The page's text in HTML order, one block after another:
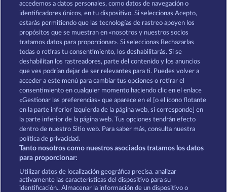
Beautiful Nature Black Beauty
Términos y condiciones
Declaración de privacidad Aviso Legal
Empresa FAQ Programa de afiliados
Enviar solicitud de desistimiento
accedemos a datos personales, como datos de navegación o
identificadores únicos, en tu dispositivo. Si seleccionas Acepto,
estarás permitiendo que las tecnologías de rastreo apoyen los
propósitos que se muestran en «nosotros y nuestros socios
tratamos datos para proporcionar». Si seleccionas Rechazarlas
todas o retiras tu consentimiento, los deshabilitarás. Si se
deshabilitan los rastreadores, parte del contenido y los anuncios
que ves podrían dejar de ser relevantes para ti. Puedes volver a
acceder a este menú para cambiar tus opciones o retirar el
consentimiento en cualquier momento haciendo clic en el enlace
«Gestionar las preferencias» que aparece en el [o el ícono flotante
en la parte inferior izquierda de la página web, si corresponde] en
la parte inferior de la página web. Tus opciones tendrán efecto
dentro de nuestro Sitio web. Para saber más, consulta nuestra
política de privacidad.
Tanto nosotros como nuestros asociados tratamos los datos
para proporcionar:
Utilizar datos de localización geográfica precisa. analizar
activamente las características del dispositivo para su
identificación.. Almacenar la información de un dispositivo o